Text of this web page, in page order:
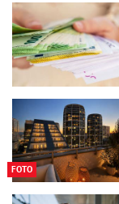
FOTO